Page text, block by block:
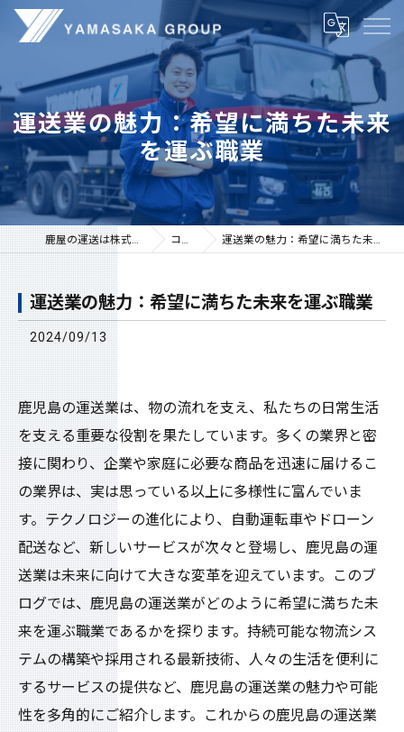
運送業の魅力：希望に満ちた未来
を運ぶ職業
鹿屋の運送は株式会社山坂 コラム 運送業の魅力：希望に満ちた未来を運ぶ職業
運送業の魅力：希望に満ちた未来を運ぶ職業
2024/09/13
鹿児島の運送業は、物の流れを支え、私たちの日常生活
を支える重要な役割を果たしています。多くの業界と密
接に関わり、企業や家庭に必要な商品を迅速に届けるこ
の業界は、実は思っている以上に多様性に富んでいま
す。テクノロジーの進化により、自動運転車やドローン
配送など、新しいサービスが次々と登場し、鹿児島の運
送業は未来に向けて大きな変革を迎えています。このブ
ログでは、鹿児島の運送業がどのように希望に満ちた未
来を運ぶ職業であるかを探ります。持続可能な物流シス
テムの構築や採用される最新技術、人々の生活を便利に
するサービスの提供など、鹿児島の運送業の魅力や可能
性を多角的にご紹介します。これからの鹿児島の運送業